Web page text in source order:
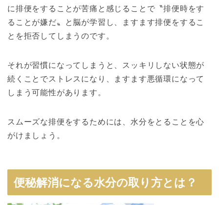
に排便をすることが苦痛と感じることで〝排便時をす
ることが嫌だ〟と脳が学習し、ますます排便をするこ
とを拒否してしまうのです。
それが習慣になってしまうと、スッキリしない状態が
続くことでストレスになり、ますます悪循環になって
しまう可能性があります。
スムーズな排便をするためには、水分をとることを心
がけましょう。
便秘解消になる水分の取り方とは？